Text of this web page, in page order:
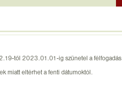
től 2023.01.01-ig szünetel a félfogadás.
miatt eltérhet a fenti dátumoktól.